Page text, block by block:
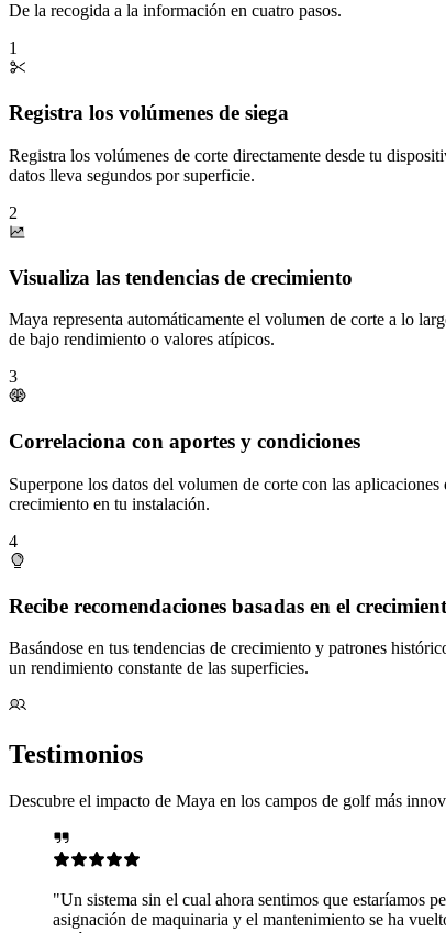
De la recogida a la información en cuatro pasos.
1
Registra los volúmenes de siega
Registra los volúmenes de corte directamente desde tu
datos lleva segundos por superficie.
2
Visualiza las tendencias de crecimiento
Maya representa automáticamente el volumen de corte a lo
de bajo rendimiento o valores atípicos.
3
Correlaciona con aportes y condiciones
Superpone los datos del volumen de corte con las
crecimiento en tu instalación.
4
Recibe recomendaciones basadas en el
Basándose en tus tendencias de crecimiento y patrones
un rendimiento constante de las superficies.
Testimonios
Descubre el impacto de Maya en los campos de golf más
a trabajar con Maya en noviembre de 2022 y,
y sencillo. El sistema facilita el registro de nuestro